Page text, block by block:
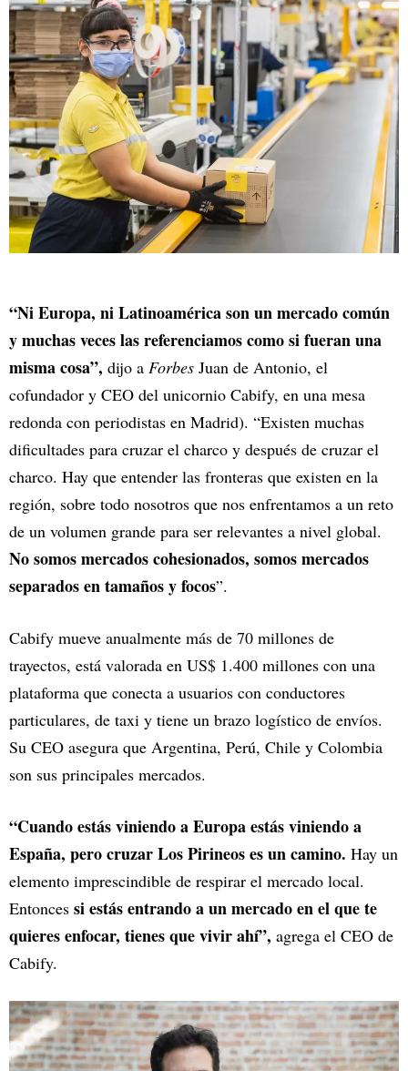
“Ni Europa, ni Latinoamérica son un mercado común
y muchas veces las referenciamos como si fueran una
misma cosa”, dijo a Forbes Juan de Antonio, el
cofundador y CEO del unicornio Cabify, en una mesa
redonda con periodistas en Madrid). “Existen muchas
dificultades para cruzar el charco y después de cruzar el
charco. Hay que entender las fronteras que existen en la
región, sobre todo nosotros que nos enfrentamos a un reto
de un volumen grande para ser relevantes a nivel global.
No somos mercados cohesionados, somos mercados
separados en tamaños y focos”.
Cabify mueve anualmente más de 70 millones de
trayectos, está valorada en US$ 1.400 millones con una
plataforma que conecta a usuarios con conductores
particulares, de taxi y tiene un brazo logístico de envíos.
Su CEO asegura que Argentina, Perú, Chile y Colombia
son sus principales mercados.
“Cuando estás viniendo a Europa estás viniendo a
España, pero cruzar Los Pirineos es un camino. Hay un
elemento imprescindible de respirar el mercado local.
Entonces si estás entrando a un mercado en el que te
quieres enfocar, tienes que vivir ahí”, agrega el CEO de
Cabify.